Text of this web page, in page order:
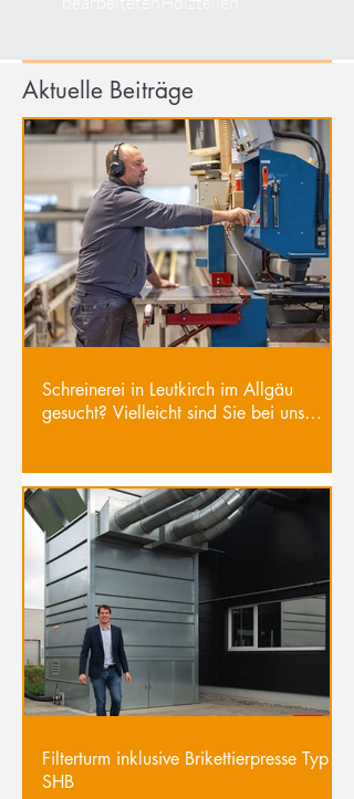
Aktuelle Beiträge
Schreinerei in Leutkirch im Allgäu
gesucht? Vielleicht sind Sie bei uns
Filterturm inklusive Brikettierpresse Typ
SHB